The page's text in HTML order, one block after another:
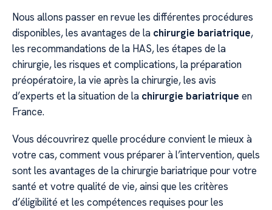
Nous allons passer en revue les différentes procédures
disponibles, les avantages de la chirurgie bariatrique,
les recommandations de la HAS, les étapes de la
chirurgie, les risques et complications, la préparation
préopératoire, la vie après la chirurgie, les avis
d’experts et la situation de la chirurgie bariatrique en
France.
Vous découvrirez quelle procédure convient le mieux à
votre cas, comment vous préparer à l’intervention, quels
sont les avantages de la chirurgie bariatrique pour votre
santé et votre qualité de vie, ainsi que les critères
d’éligibilité et les compétences requises pour les